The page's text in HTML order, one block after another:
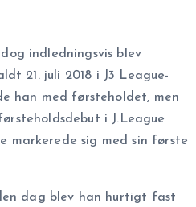
indledningsvis blev
21. juli 2018 i J3 League-
han med førsteholdet, men
i J.League
markerede sig med sin første
dag blev han hurtigt fast